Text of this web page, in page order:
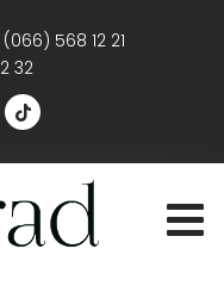
(066) 568 12 21
32